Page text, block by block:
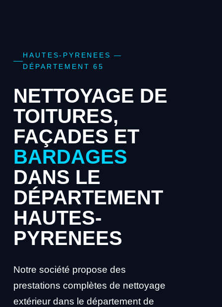
HAUTES-PYRENEES —
DÉPARTEMENT 65
NETTOYAGE DE
TOITURES,
FAÇADES ET
BARDAGES
DANS LE
DÉPARTEMENT
HAUTES-
PYRENEES
Notre société propose des
prestations complètes de nettoyage
extérieur dans le département de